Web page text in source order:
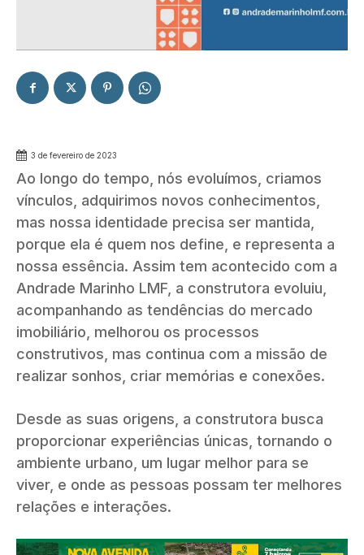
3 de fevereiro de 2023
Ao longo do tempo, nós evoluímos, criamos
vínculos, adquirimos novos conhecimentos,
mas nossa identidade precisa ser mantida,
porque ela é quem nos define, e representa a
nossa essência. Assim tem acontecido com a
Andrade Marinho LMF, a construtora evoluiu,
acompanhando as tendências do mercado
imobiliário, melhorou os processos
construtivos, mas continua com a missão de
realizar sonhos, criar memórias e conexões.
Desde as suas origens, a construtora busca
proporcionar experiências únicas, tornando o
ambiente urbano, um lugar melhor para se
viver, e onde as pessoas possam ter melhores
relações e interações.